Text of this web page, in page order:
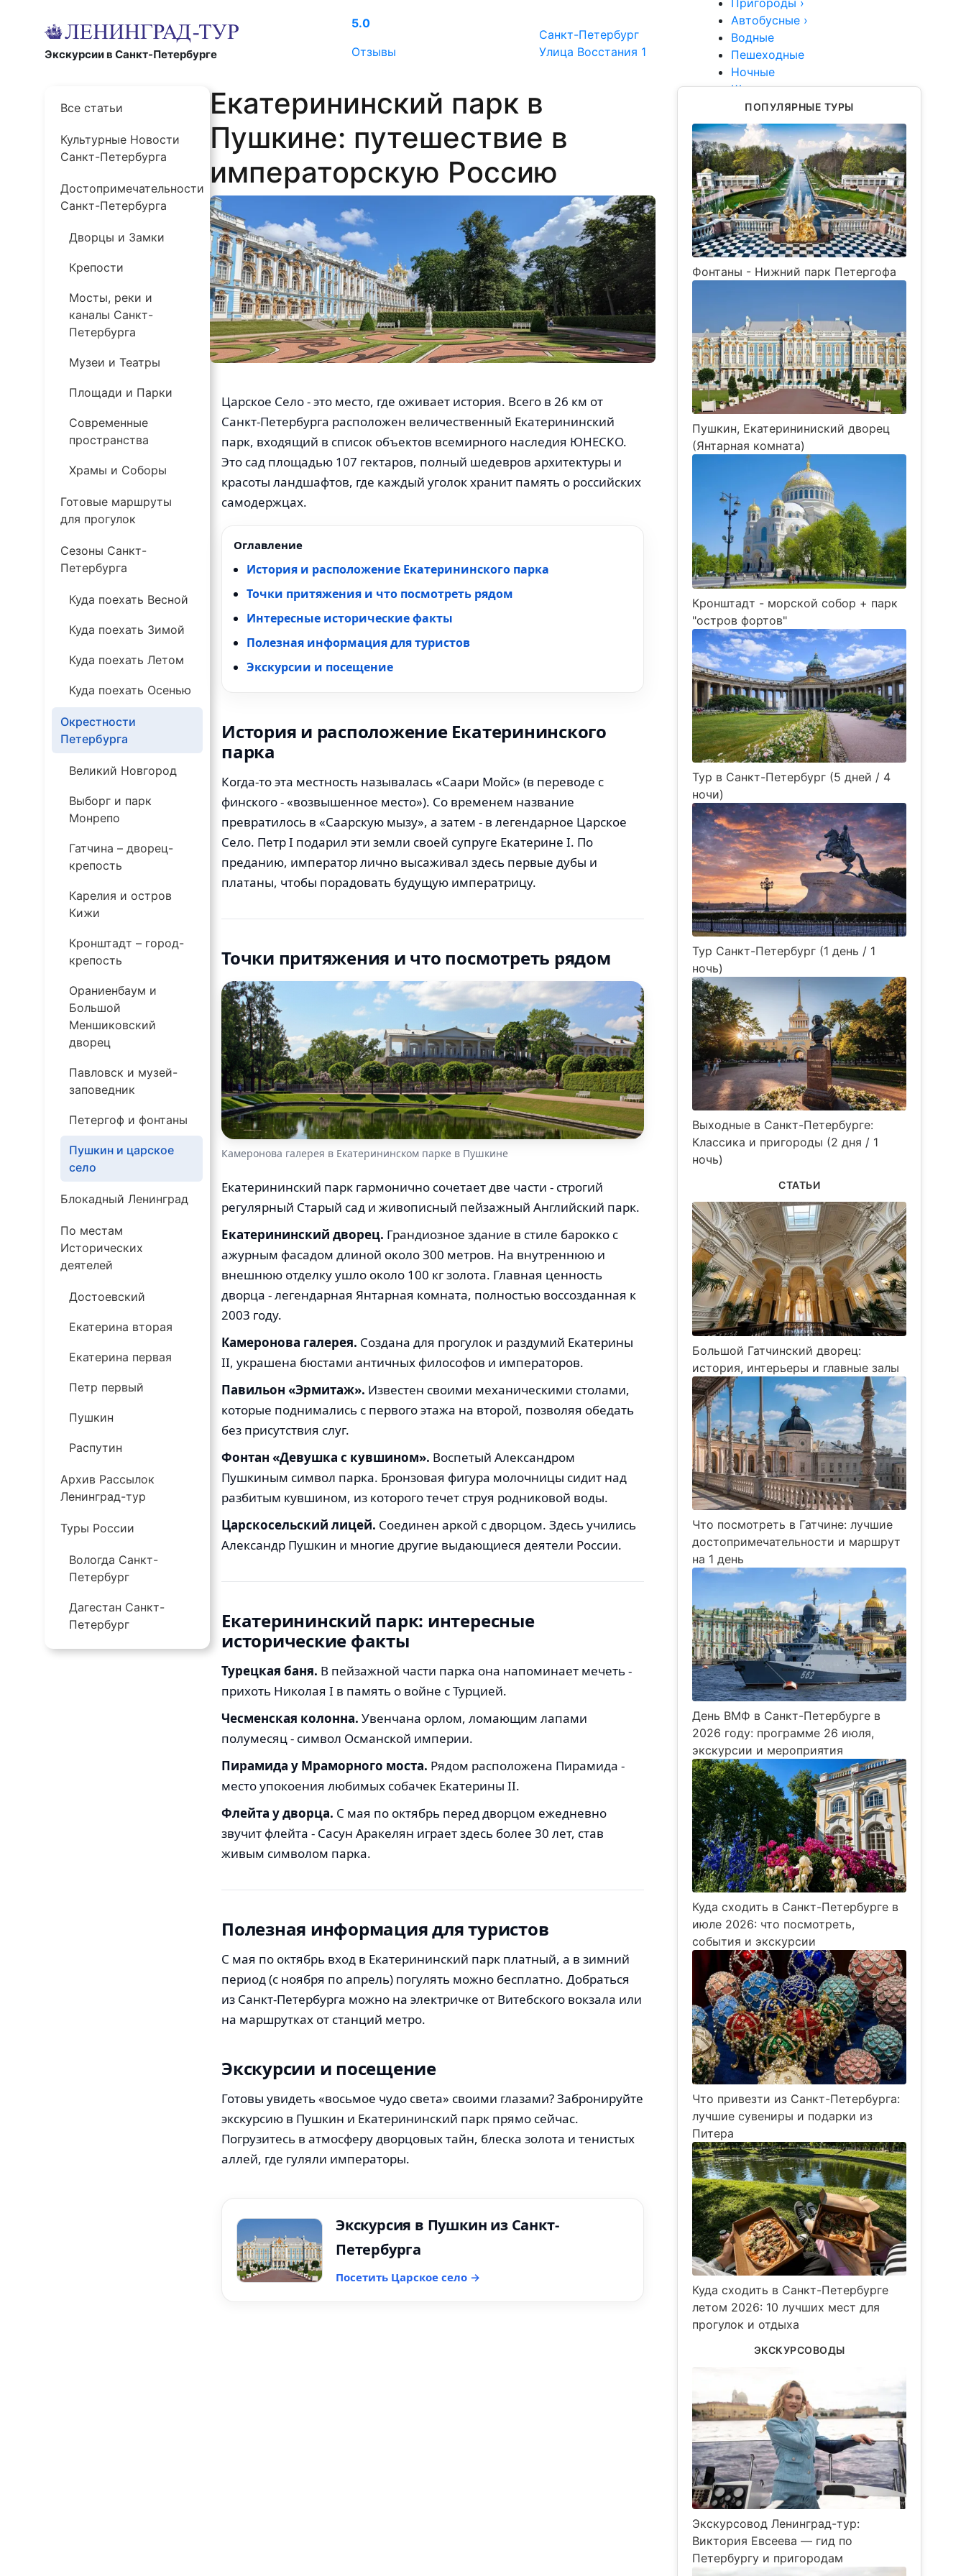
Экскурсии в Санкт-Петербурге
5.0
Отзывы
Санкт-Петербург
Улица Восстания 1
Пригороды ›
Автобусные ›
Водные
Пешеходные
Ночные
Школьные
Туры
Группы
VIP
Все статьи
Культурные Новости
Санкт-Петербурга
Достопримечательности
Санкт-Петербурга
Дворцы и Замки
Крепости
Мосты, реки и
каналы Санкт-
Петербурга
Музеи и Театры
Площади и Парки
Современные
пространства
Храмы и Соборы
Готовые маршруты
для прогулок
Сезоны Санкт-
Петербурга
Куда поехать Весной
Куда поехать Зимой
Куда поехать Летом
Куда поехать Осенью
Окрестности
Петербурга
Великий Новгород
Выборг и парк
Монрепо
Гатчина – дворец-
крепость
Карелия и остров
Кижи
Кронштадт – город-
крепость
Ораниенбаум и
Большой
Меншиковский
дворец
Павловск и музей-
заповедник
Петергоф и фонтаны
Пушкин и царское
село
Блокадный Ленинград
По местам
Исторических
деятелей
Достоевский
Екатерина вторая
Екатерина первая
Петр первый
Пушкин
Распутин
Архив Рассылок
Ленинград-тур
Туры России
Вологда Санкт-
Петербург
Дагестан Санкт-
Петербург
Екатерининский парк в
Пушкине: путешествие в
императорскую Россию
Царское Село - это место, где оживает история. Всего в 26 км от
Санкт-Петербурга расположен величественный Екатерининский
парк, входящий в список объектов всемирного наследия ЮНЕСКО.
Это сад площадью 107 гектаров, полный шедевров архитектуры и
красоты ландшафтов, где каждый уголок хранит память о российских
самодержцах.
Оглавление
История и расположение Екатерининского парка
Точки притяжения и что посмотреть рядом
Интересные исторические факты
Полезная информация для туристов
Экскурсии и посещение
История и расположение Екатерининского
парка
Когда-то эта местность называлась «Саари Мойс» (в переводе с
финского - «возвышенное место»). Со временем название
превратилось в «Саарскую мызу», а затем - в легендарное Царское
Село. Петр I подарил эти земли своей супруге Екатерине I. По
преданию, император лично высаживал здесь первые дубы и
платаны, чтобы порадовать будущую императрицу.
Точки притяжения и что посмотреть рядом
Камеронова галерея в Екатерининском парке в Пушкине
Екатерининский парк гармонично сочетает две части - строгий
регулярный Старый сад и живописный пейзажный Английский парк.
Екатерининский дворец. Грандиозное здание в стиле барокко с
ажурным фасадом длиной около 300 метров. На внутреннюю и
внешнюю отделку ушло около 100 кг золота. Главная ценность
дворца - легендарная Янтарная комната, полностью воссозданная к
2003 году.
Камеронова галерея. Создана для прогулок и раздумий Екатерины
II, украшена бюстами античных философов и императоров.
Павильон «Эрмитаж». Известен своими механическими столами,
которые поднимались с первого этажа на второй, позволяя обедать
без присутствия слуг.
Фонтан «Девушка с кувшином». Воспетый Александром
Пушкиным символ парка. Бронзовая фигура молочницы сидит над
разбитым кувшином, из которого течет струя родниковой воды.
Царскосельский лицей. Соединен аркой с дворцом. Здесь учились
Александр Пушкин и многие другие выдающиеся деятели России.
Екатерининский парк: интересные
исторические факты
Турецкая баня. В пейзажной части парка она напоминает мечеть -
прихоть Николая I в память о войне с Турцией.
Чесменская колонна. Увенчана орлом, ломающим лапами
полумесяц - символ Османской империи.
Пирамида у Мраморного моста. Рядом расположена Пирамида -
место упокоения любимых собачек Екатерины II.
Флейта у дворца. С мая по октябрь перед дворцом ежедневно
звучит флейта - Сасун Аракелян играет здесь более 30 лет, став
живым символом парка.
Полезная информация для туристов
С мая по октябрь вход в Екатерининский парк платный, а в зимний
период (с ноября по апрель) погулять можно бесплатно. Добраться
из Санкт-Петербурга можно на электричке от Витебского вокзала или
на маршрутках от станций метро.
Экскурсии и посещение
Готовы увидеть «восьмое чудо света» своими глазами? Забронируйте
экскурсию в Пушкин и Екатерининский парк прямо сейчас.
Погрузитесь в атмосферу дворцовых тайн, блеска золота и тенистых
аллей, где гуляли императоры.
Экскурсия в Пушкин из Санкт-
Петербурга
Посетить Царское село →
ПОПУЛЯРНЫЕ ТУРЫ
Фонтаны - Нижний парк Петергофа
Пушкин, Екатерининиский дворец
(Янтарная комната)
Кронштадт - морской собор + парк
"остров фортов"
Тур в Санкт-Петербург (5 дней / 4
ночи)
Тур Санкт-Петербург (1 день / 1
ночь)
Выходные в Санкт-Петербурге:
Классика и пригороды (2 дня / 1
ночь)
СТАТЬИ
Большой Гатчинский дворец:
история, интерьеры и главные залы
Что посмотреть в Гатчине: лучшие
достопримечательности и маршрут
на 1 день
День ВМФ в Санкт-Петербурге в
2026 году: программе 26 июля,
экскурсии и мероприятия
Куда сходить в Санкт-Петербурге в
июле 2026: что посмотреть,
события и экскурсии
Что привезти из Санкт-Петербурга:
лучшие сувениры и подарки из
Питера
Куда сходить в Санкт-Петербурге
летом 2026: 10 лучших мест для
прогулок и отдыха
ЭКСКУРСОВОДЫ
Экскурсовод Ленинград-тур:
Виктория Евсеева — гид по
Петербургу и пригородам